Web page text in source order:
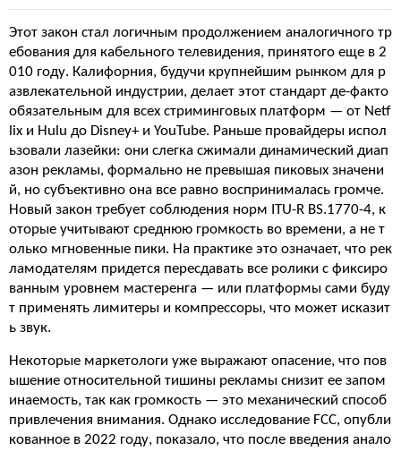
Этот закон стал логичным продолжением аналогичного тр
ебования для кабельного телевидения, принятого еще в 2
010 году. Калифорния, будучи крупнейшим рынком для р
азвлекательной индустрии, делает этот стандарт де-факто
обязательным для всех стриминговых платформ — от Netf
lix и Hulu до Disney+ и YouTube. Раньше провайдеры испол
ьзовали лазейки: они слегка сжимали динамический диап
азон рекламы, формально не превышая пиковых значени
й, но субъективно она все равно воспринималась громче.
Новый закон требует соблюдения норм ITU-R BS.1770-4, к
оторые учитывают среднюю громкость во времени, а не т
олько мгновенные пики. На практике это означает, что рек
ламодателям придется пересдавать все ролики с фиксиро
ванным уровнем мастеренга — или платформы сами буду
т применять лимитеры и компрессоры, что может исказит
ь звук.
Некоторые маркетологи уже выражают опасение, что пов
ышение относительной тишины рекламы снизит ее запом
инаемость, так как громкость — это механический способ
привлечения внимания. Однако исследование FCC, опубли
кованное в 2022 году, показало, что после введения анало